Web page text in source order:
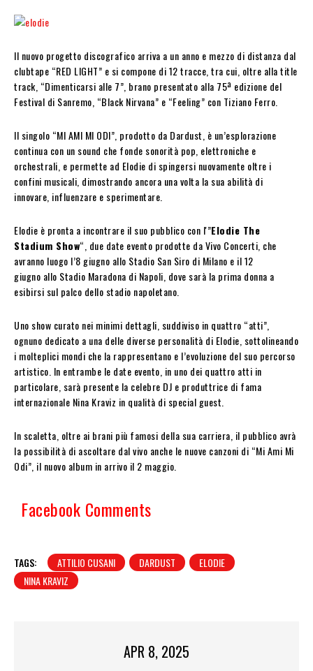
Il nuovo progetto discografico arriva a un anno e mezzo di distanza dal
clubtape “RED LIGHT” e si compone di 12 tracce, tra cui, oltre alla title
track, “Dimenticarsi alle 7”, brano presentato alla 75ª edizione del
Festival di Sanremo, “Black Nirvana” e “Feeling” con Tiziano Ferro.
Il singolo “MI AMI MI ODI”, prodotto da Dardust, è un’esplorazione
continua con un sound che fonde sonorità pop, elettroniche e
orchestrali, e permette ad Elodie di spingersi nuovamente oltre i
confini musicali, dimostrando ancora una volta la sua abilità di
innovare, influenzare e sperimentare.
Elodie è pronta a incontrare il suo pubblico con l'”Elodie The
Stadium Show“, due date evento prodotte da Vivo Concerti, che
avranno luogo l’8 giugno allo Stadio San Siro di Milano e il 12
giugno allo Stadio Maradona di Napoli, dove sarà la prima donna a
esibirsi sul palco dello stadio napoletano.
Uno show curato nei minimi dettagli, suddiviso in quattro “atti”,
ognuno dedicato a una delle diverse personalità di Elodie, sottolineando
i molteplici mondi che la rappresentano e l’evoluzione del suo percorso
artistico. In entrambe le date evento, in uno dei quattro atti in
particolare, sarà presente la celebre DJ e produttrice di fama
internazionale Nina Kraviz in qualità di special guest.
In scaletta, oltre ai brani più famosi della sua carriera, il pubblico avrà
la possibilità di ascoltare dal vivo anche le nuove canzoni di “Mi Ami Mi
Odi”, il nuovo album in arrivo il 2 maggio.
Facebook Comments
TAGS: ATTILIO CUSANI DARDUST
ELODIE
NINA KRAVIZ
APR 8, 2025